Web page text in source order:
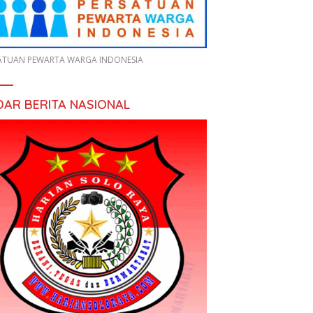
PEWARTA WARGA INDONESIA
BERITA NASIONAL